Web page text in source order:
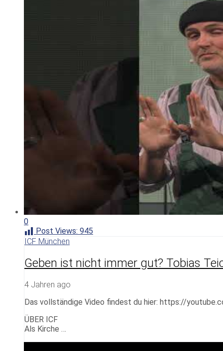
0
Post Views: 945
ICF München
Geben ist nicht immer gut? Tobias
4 Jahren ago
Das vollständige Video findest du hier: https://
ÜBER ICF
Als Kirche …